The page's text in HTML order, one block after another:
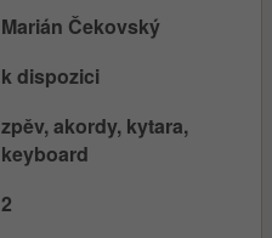
Marián Čekovský
k dispozici
zpěv, akordy, kytara,
keyboard
2